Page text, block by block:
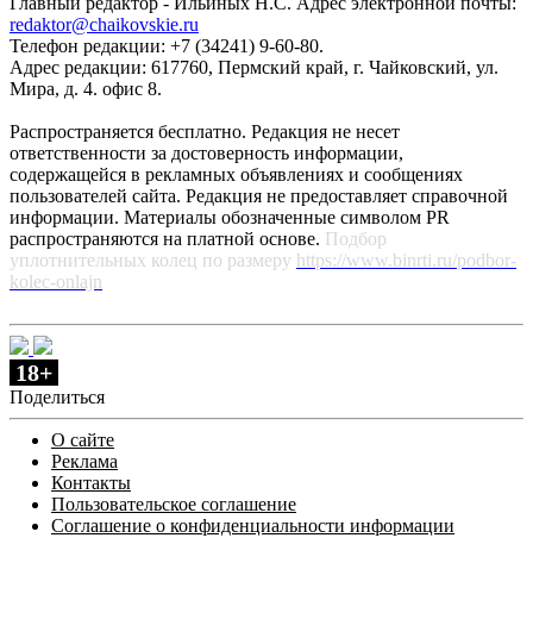
redaktor@chaikovskie.ru
Телефон редакции: +7 (34241) 9-60-80.
Адрес редакции: 617760, Пермский край, г. Чайковский, ул.
Мира, д. 4. офис 8.
Распространяется бесплатно. Редакция не несет
ответственности за достоверность информации,
содержащейся в рекламных объявлениях и сообщениях
пользователей сайта. Редакция не предоставляет справочной
информации. Материалы обозначенные символом PR
распространяются на платной основе. Подбор
уплотнительных колец по размеру https://www.binrti.ru/podbor-
kolec-onlajn
18+
Поделиться
О сайте
Реклама
Контакты
Пользовательское соглашение
Соглашение о конфиденциальности информации